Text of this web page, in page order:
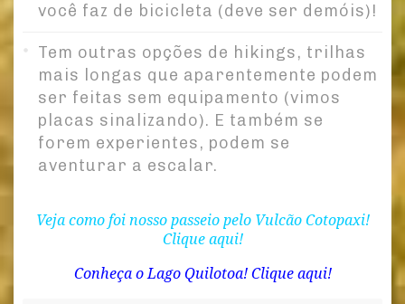
você faz de bicicleta (deve ser demóis)!
Tem outras opções de hikings, trilhas
mais longas que aparentemente podem
ser feitas sem equipamento (vimos
placas sinalizando). E também se
forem experientes, podem se
aventurar a escalar.
Veja como foi nosso passeio pelo Vulcão Cotopaxi!
Clique aqui!
Conheça o Lago Quilotoa!Clique aqui!